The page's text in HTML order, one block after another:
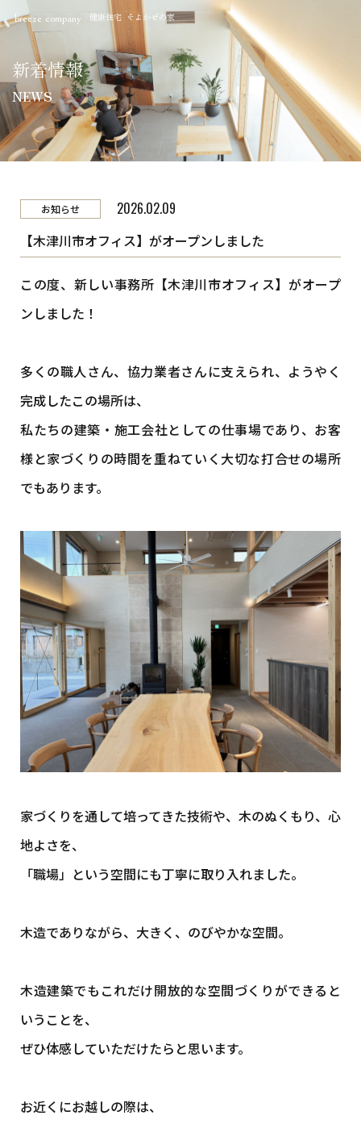
breeze company 健康住宅 そよかぜの家
新着情報
NEWS
お知らせ
2026.02.09
【木津川市オフィス】がオープンしました
この度、新しい事務所【木津川市オフィス】がオープ
ンしました！
多くの職人さん、協力業者さんに支えられ、ようやく
完成したこの場所は、
私たちの建築・施工会社としての仕事場であり、お客
様と家づくりの時間を重ねていく大切な打合せの場所
でもあります。
家づくりを通して培ってきた技術や、木のぬくもり、心
地よさを、
「職場」という空間にも丁寧に取り入れました。
木造でありながら、大きく、のびやかな空間。
木造建築でもこれだけ開放的な空間づくりができると
いうことを、
ぜひ体感していただけたらと思います。
お近くにお越しの際は、